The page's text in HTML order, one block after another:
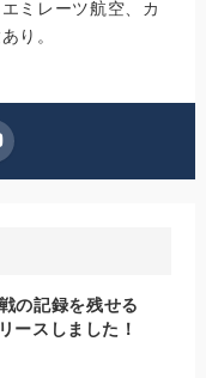
ミレーツ航空、カ
り。
の記録を残せる
ースしました！